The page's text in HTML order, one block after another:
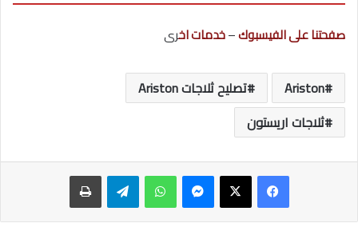
صفحتنا على الفيسبوك–خدمات اخرى
Ariston
تصليح ثلاجات Ariston
ثلاجات اريستون
ماسنجر واتساب تيلقرام طباعة